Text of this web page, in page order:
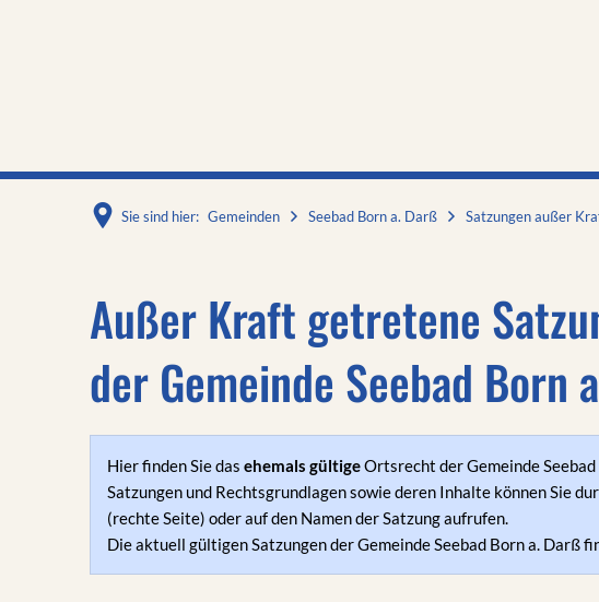
Sie sind hier: Gemeinden Seebad Born a. Darß Satzungen außer
Außer Kraft getretene
der Gemeinde Seebad Born
Hier finden Sie das ehemals gültigeOrtsrecht der Gemeinde
Satzungen und Rechtsgrundlagen sowie deren Inhalte können Sie
(rechte Seite) oder auf den Namen der Satzung aufrufen.
Die aktuell gültigen Satzungen der Gemeinde Seebad Born a. Darß